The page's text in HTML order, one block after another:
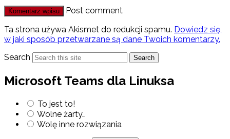
Post comment
Ta strona używa Akismet do redukcji spamu. Dowiedz się,
w jaki sposób przetwarzane są dane Twoich komentarzy.
Search
Search
Microsoft Teams dla Linuksa
To jest to!
Wolne żarty…
Wolę inne rozwiązania